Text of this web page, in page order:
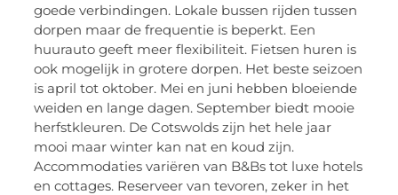
goede verbindingen. Lokale bussen rijden tussen
dorpen maar de frequentie is beperkt. Een
huurauto geeft meer flexibiliteit. Fietsen huren is
ook mogelijk in grotere dorpen. Het beste seizoen
is april tot oktober. Mei en juni hebben bloeiende
weiden en lange dagen. September biedt mooie
herfstkleuren. De Cotswolds zijn het hele jaar
mooi maar winter kan nat en koud zijn.
Accommodaties variëren van B&Bs tot luxe hotels
en cottages. Reserveer van tevoren, zeker in het